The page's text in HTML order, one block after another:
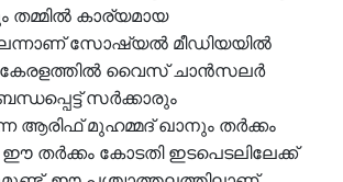
കാര്യമായ
സോഷ്യല്‍ മീഡിയയില്‍
കേരളത്തില്‍ വൈസ് ചാന്‍സലര്‍
സര്‍ക്കാരും
ആരിഫ് മുഹമ്മദ് ഖാനും തര്‍ക്കം
തര്‍ക്കം കോടതി ഇടപെടലിലേക്ക്